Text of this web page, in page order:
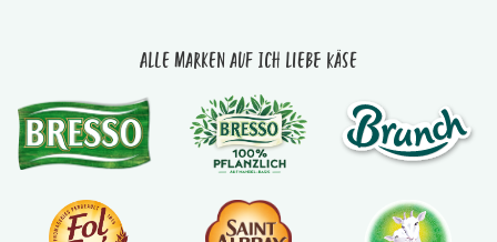
Alle Marken auf Ich liebe Käse